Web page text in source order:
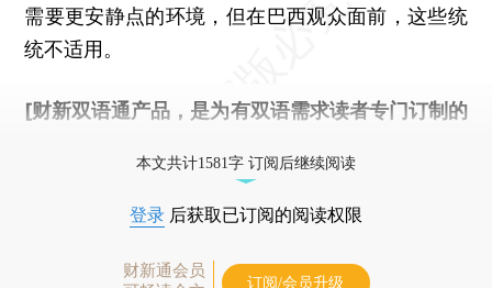
需要更安静点的环境，但在巴西观众面前，这些统
统不适用。
[财新双语通产品，是为有双语需求读者专门订制的
本文共计1581字 订阅后继续阅读
登录 后获取已订阅的阅读权限
财新通会员
订阅/会员升级